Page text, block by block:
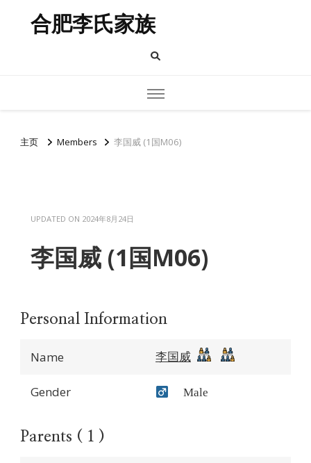
合肥李氏家族
主页 Members 李国威 (1国M06)
UPDATED ON 2024年8月24日
李国威 (1国M06)
Personal Information
Name 李国威
Gender Male
Parents ( 1 )